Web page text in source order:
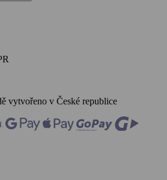
vytvořeno v České republice